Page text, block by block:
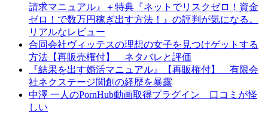
請求マニュアル』＋特典『ネットでリスクゼロ！資金
ゼロ！で数万円稼ぎ出す方法！』の評判が気になる。
リアルなレビュー
合同会社ヴィッテスの理想の女子を見つけゲットする
方法【再販売権付】 ネタバレと評価
『結果を出す婚活マニュアル』【再販権付】 有限会
社ネクステージ関創の経歴を暴露
中澤 一人のPornHub動画取得プラグイン 口コミが怪
しい